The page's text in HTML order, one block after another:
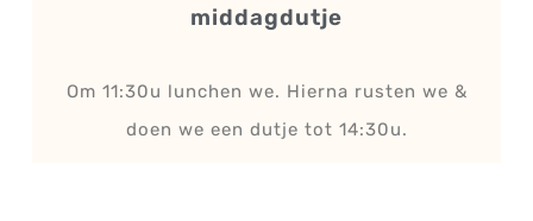
middagdutje
Om 11:30u lunchen we. Hierna rusten we &
doen we een dutje tot 14:30u.